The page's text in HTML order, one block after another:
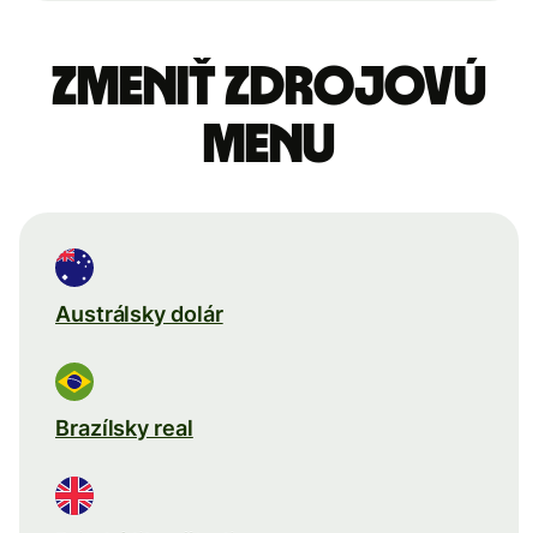
Zmeniť zdrojovú
menu
Austrálsky dolár
Brazílsky real